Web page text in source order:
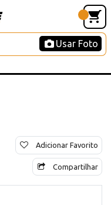
Usar Foto
Adicionar Favorito
Compartilhar